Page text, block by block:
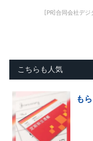
[PR]合同会社デジ
こちらも人気
も